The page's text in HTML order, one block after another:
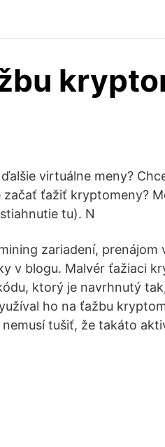
virtuálne meny?
ťažiť kryptomeny?
tu). N
zariadení, prenájom
v blogu. Malvér ťažiaci
ktorý je navrhnutý
ho na ťažbu
tušiť, že takáto